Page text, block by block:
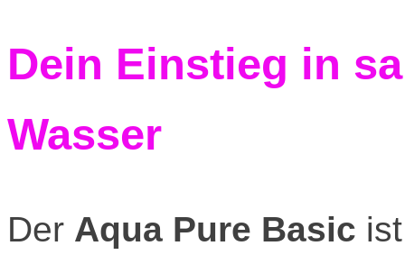
Dein Einstieg in
Wasser
Der Aqua Pure Basic